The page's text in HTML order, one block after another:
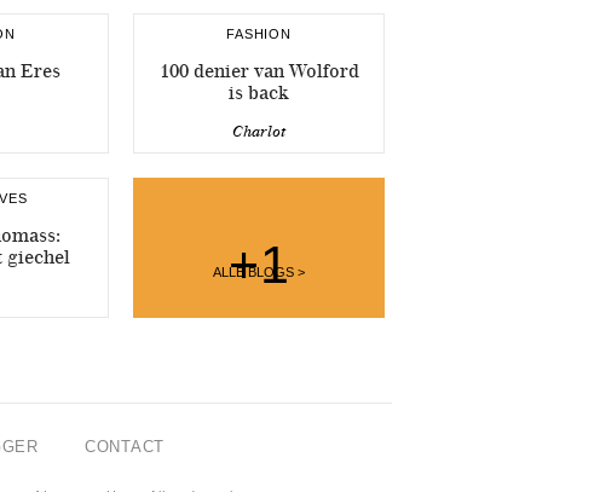
Eres
FASHION
100 denier van Wolford
is back
Charlot
giechel
+1
ALLE BLOGS >
CONTACT